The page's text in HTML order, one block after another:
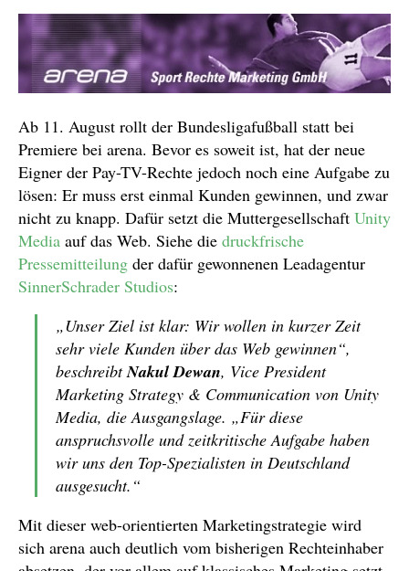
Ab 11. August rollt der Bundesligafußball statt bei
Premiere bei arena. Bevor es soweit ist, hat der neue
Eigner der Pay-TV-Rechte jedoch noch eine Aufgabe zu
lösen: Er muss erst einmal Kunden gewinnen, und zwar
nicht zu knapp. Dafür setzt die Muttergesellschaft Unity
Media auf das Web. Siehe die druckfrische
Pressemitteilung der dafür gewonnenen Leadagentur
SinnerSchrader Studios:
„Unser Ziel ist klar: Wir wollen in kurzer Zeit
sehr viele Kunden über das Web gewinnen“,
beschreibtNakul Dewan, Vice President
Marketing Strategy & Communication von Unity
Media, die Ausgangslage. „Für diese
anspruchsvolle und zeitkritische Aufgabe haben
wir uns den Top-Spezialisten in Deutschland
ausgesucht.“
Mit dieser web-orientierten Marketingstrategie wird
sich arena auch deutlich vom bisherigen Rechteinhaber